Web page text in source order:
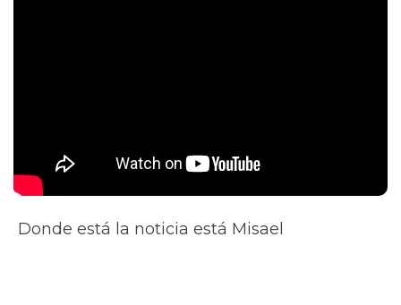
Donde está la noticia está Misael